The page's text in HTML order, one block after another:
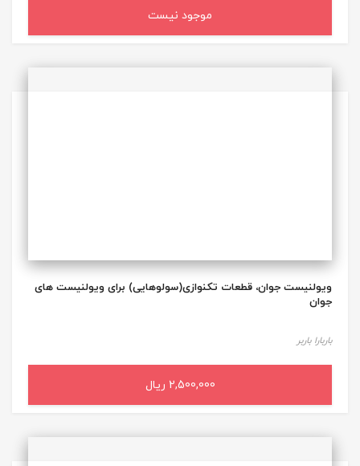
موجود نیست
ویولنیست جوان، قطعات تکنوازی(سولوهایی) برای ویولنیست های
جوان
باربارا باربر
2,500,000 ریال
افزودن به سبد خرید